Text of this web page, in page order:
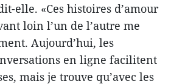
elle. «Ces histoires d’amour
loin l’un de l’autre me
Aujourd’hui, les
en ligne facilitent
mais je trouve qu’avec les